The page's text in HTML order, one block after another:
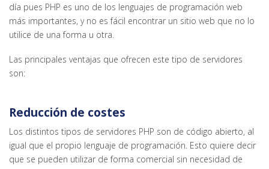
día pues PHP es uno de los lenguajes de programación web
más importantes, y no es fácil encontrar un sitio web que no lo
utilice de una forma u otra.
Las principales ventajas que ofrecen este tipo de servidores
son:
Reducción de costes
Los distintos tipos de servidores PHP son de código abierto, al
igual que el propio lenguaje de programación. Esto quiere decir
que se pueden utilizar de forma comercial sin necesidad de